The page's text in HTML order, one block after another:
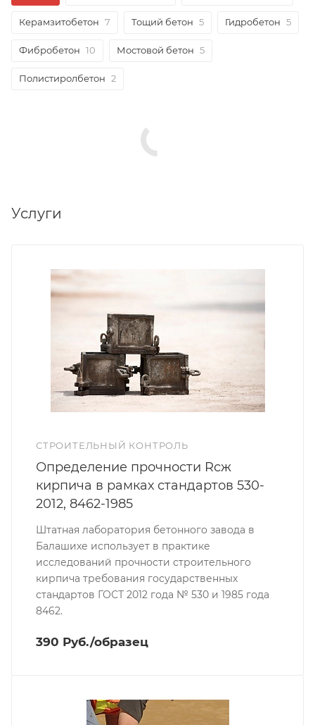
Керамзитобетон 7 Тощий бетон 5 Гидробетон 5
Фибробетон 10 Мостовой бетон 5
Полистиролбетон 2
Услуги
СТРОИТЕЛЬНЫЙ КОНТРОЛЬ
Определение прочности Rсж
кирпича в рамках стандартов 530-
2012, 8462-1985
Штатная лаборатория бетонного завода в
Балашихе использует в практике
исследований прочности строительного
кирпича требования государственных
стандартов ГОСТ 2012 года № 530 и 1985 года
8462.
390 Руб./образец